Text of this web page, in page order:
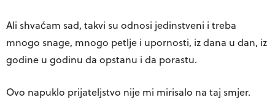
Ali shvaćam sad, takvi su odnosi jedinstveni i treba
mnogo snage, mnogo petlje i upornosti, iz dana u dan, iz
godine u godinu da opstanu i da porastu.
Ovo napuklo prijateljstvo nije mi mirisalo na taj smjer.